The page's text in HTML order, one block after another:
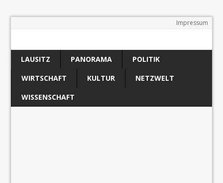
Impressum
LAUSITZ PANORAMA
POLITIK
WIRTSCHAFT
KULTUR
NETZWELT
WISSENSCHAFT